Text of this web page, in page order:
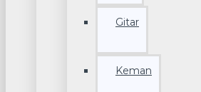
Gitar
Keman